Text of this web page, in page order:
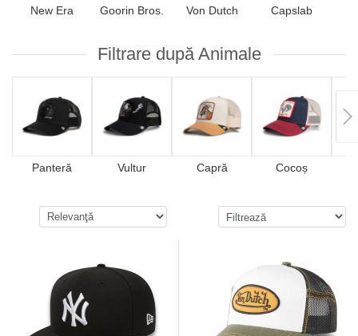
New Era Goorin Bros. Von Dutch Capslab
Filtrare după Animale
Panteră Vultur Capră Cocoș